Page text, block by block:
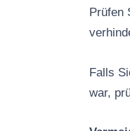
Prüfen
Falls
war,